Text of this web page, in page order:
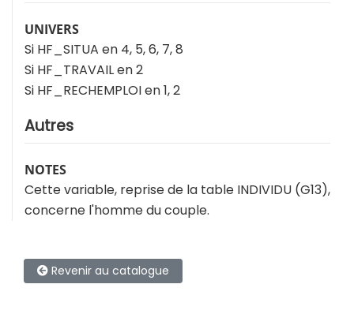
UNIVERS
Si HF_SITUA en 4, 5, 6, 7, 8
Si HF_TRAVAIL en 2
Si HF_RECHEMPLOI en 1, 2
Autres
NOTES
Cette variable, reprise de la table INDIVIDU (G13),
concerne l'homme du couple.
Revenir au catalogue